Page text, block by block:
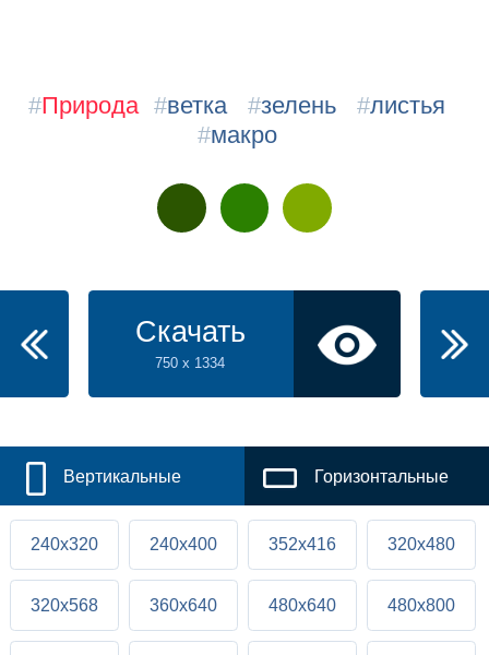
#Природа #ветка #зелень #листья
#макро
Скачать
750 x 1334
Вертикальные Горизонтальные
240x320 240x400 352x416 320x480
320x568 360x640 480x640 480x800